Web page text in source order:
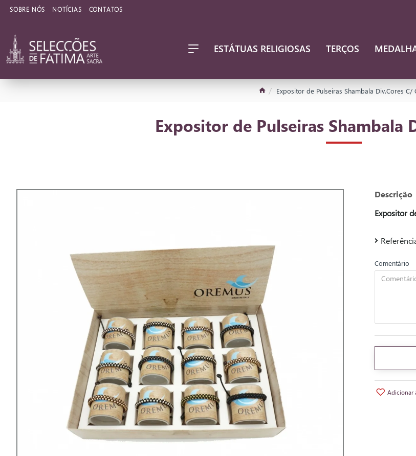
SOBRE NÓS NOTÍCIAS CONTATOS
ESTÁTUAS RELIGIOSAS TERÇOS
Expositor de Pulseiras Shambala Div.Cores C/
Expositor de Pulseiras Shambala
Descrição
Expositor
Comentário
Adicionar